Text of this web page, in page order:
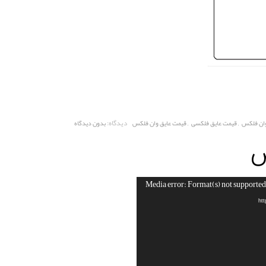
فلکس ,قیمت عایق فلکسی ,قیمت عایق وان فلکس دیدگاه:بدون دیدگاه
Media error: Format(s) not